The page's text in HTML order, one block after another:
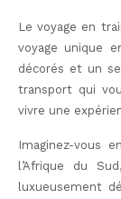
Le voyage en
voyage unique
décorés et un
transport qui
vivre une
Imaginez-vous
l’Afrique du
luxueusement